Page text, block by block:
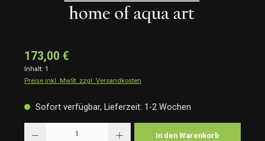
173,00 €
Inhalt: 1
Preise inkl. MwSt. zzgl. Versandkosten
Sofort verfügbar, Lieferzeit: 1-2 Wochen
In den Warenkorb